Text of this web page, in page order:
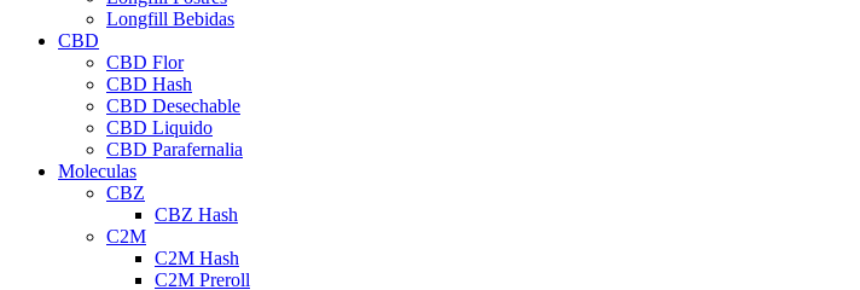
Longfill Bebidas
CBD
CBD Flor
CBD Hash
CBD Desechable
CBD Liquido
CBD Parafernalia
Moleculas
CBZ
CBZ Hash
C2M
C2M Hash
C2M Preroll